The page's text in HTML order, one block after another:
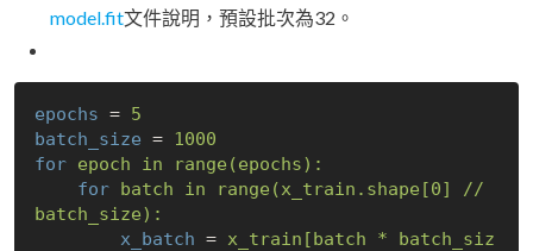
model.fit文件說明，預設批次為32。
epochs = 5
batch_size = 1000
for epoch in range(epochs):
for batch in range(x_train.shape[0] //
batch_size):
x_batch = x_train[batch * batch_siz